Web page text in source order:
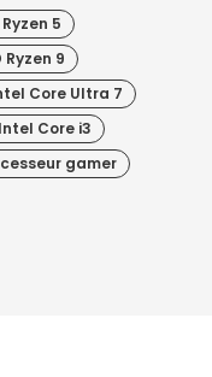
5
Ryzen 9
Core Ultra 7
Intel Core i3
gamer